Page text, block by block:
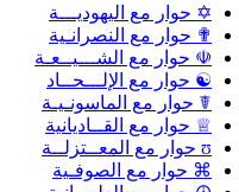
✡ حوار مع اليهوديـــة
✟ حوار مع النصرانـية
☫ حوار مع الشـــيــعـة
☯ حوار مع الإلـــحــاد
☤ حوار مع الماسونـيـة
♕ حوار مع القــاديانية
ʊ حوار مع المعــتزلــة
⌘ حوار مع الصوفـية